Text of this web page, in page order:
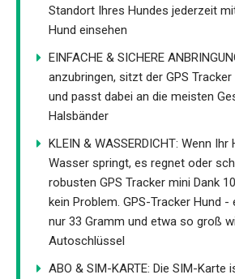
Standort Ihres Hundes jederzeit
Hund einsehen
EINFACHE & SICHERE
anzubringen, sitzt der GPS
und passt dabei an die meisten
Halsbänder
KLEIN & WASSERDICHT: Wenn
Wasser springt, es regnet oder
robusten GPS Tracker mini Dank
kein Problem. GPS-Tracker Hund -
nur 33 Gramm und etwa so groß
Autoschlüssel
ABO & SIM-KARTE: Die SIM-Karte